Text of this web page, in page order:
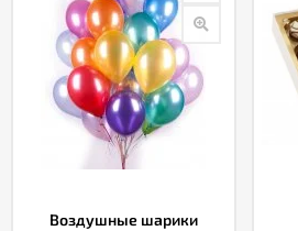
Воздушные шарики